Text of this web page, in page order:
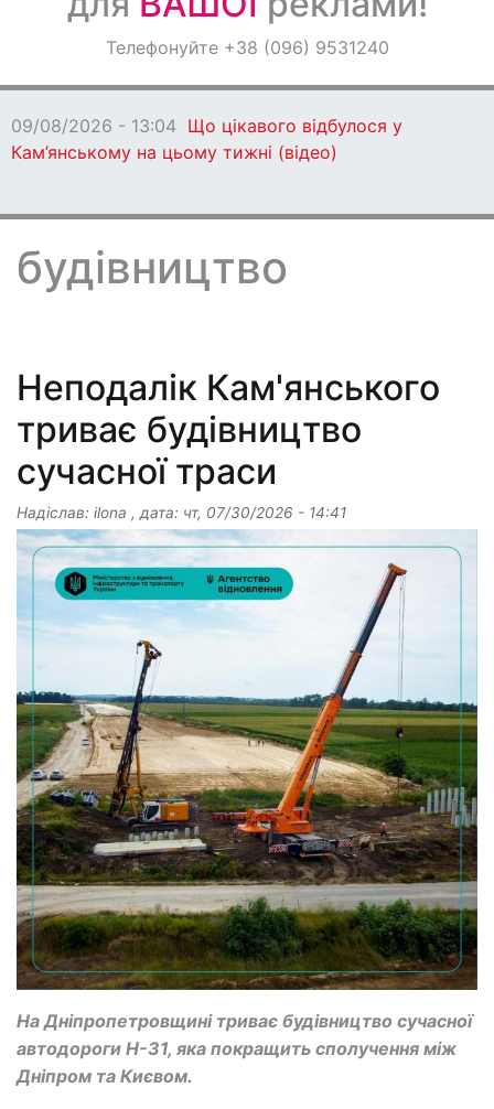
ОголошенняТелефонуйте +38 (096) 9531240
09/08/2026 - 11:27 Мешканці Дніпропетровщини
КТ та МРТ за Програмою медичних гарантій
будівництво
Неподалік Кам'янського
триває будівництво
сучасної траси
Надіслав: ilona , дата: чт, 07/30/2026 - 14:41
На Дніпропетровщині триває будівництво сучасної
автодороги Н-31, яка покращить сполучення між
Дніпром та Києвом.